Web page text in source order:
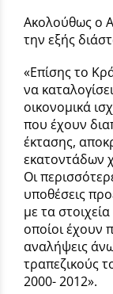
Ακολούθως ο
την εξής
«Επίσης το
να
οικονομικά
που έχουν
έκτασης,
εκατοντάδων
Οι
υποθέσεις
με τα
οποίοι έχουν
αναλήψεις
τραπεζικούς
2000- 2012».